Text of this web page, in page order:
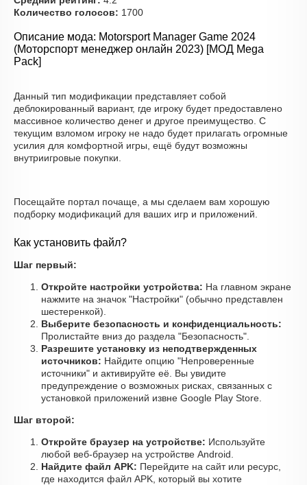
Количество голосов: 1700
Описание мода: Motorsport Manager Game 2024
(Моторспорт менеджер онлайн 2023) [МОД Mega
Pack]
Данный тип модификации представляет собой
деблокированный вариант, где игроку будет предоставлено
массивное количество денег и другое преимущество. С
текущим взломом игроку не надо будет прилагать огромные
усилия для комфортной игры, ещё будут возможны
внутриигровые покупки.
Посещайте портал почаще, а мы сделаем вам хорошую
подборку модификаций для ваших игр и приложений.
Как установить файл?
Шаг первый:
Откройте настройки устройства: На главном экране
нажмите на значок "Настройки" (обычно представлен
шестеренкой).
Выберите безопасность и конфиденциальность:
Пролистайте вниз до раздела "Безопасность".
Разрешите установку из неподтвержденных
источников: Найдите опцию "Непроверенные
источники" и активируйте её. Вы увидите
предупреждение о возможных рисках, связанных с
установкой приложений извне Google Play Store.
Шаг второй:
Откройте браузер на устройстве: Используйте
любой веб-браузер на устройстве Android.
Найдите файл APK: Перейдите на сайт или ресурс,
где находится файл APK, который вы хотите